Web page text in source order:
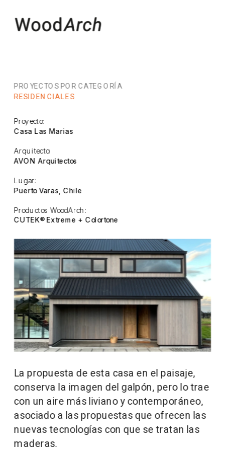
PROYECTOS POR CATEGORÍA
RESIDENCIALES
Proyecto:
Casa Las Marias
Arquitecto:
AVON Arquitectos
Lugar:
Puerto Varas, Chile
Productos WoodArch:
CUTEK® Extreme + Colortone
La propuesta de esta casa en el paisaje,
conserva la imagen del galpón, pero lo trae
con un aire más liviano y contemporáneo,
asociado a las propuestas que ofrecen las
nuevas tecnologías con que se tratan las
maderas.